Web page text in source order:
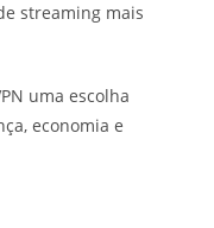
streaming mais
uma escolha
economia e